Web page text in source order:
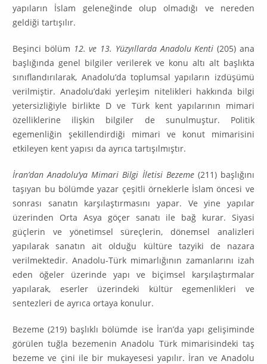
yapıların İslam gelene­ğinde olup olmadığı ve nereden
geldiği tartışılır.
Beşinci bölüm 12. ve 13. Yüzyıllarda Anadolu Kenti (205) ana
başlığında genel bilgiler verilerek ve konu altı alt başlıkta
sınıflandırılarak, Anadolu’da top­lumsal yapıların izdüşümü
verilmiştir. Anadolu’daki yerleşim nitelikleri hakkında bilgi
yetersizliğiyle birlikte D ve Türk kent yapılarının mimari
özel­liklerine ilişkin bilgiler de sunulmuştur. Politik
egemenliğin şekillendirdiği mi­mari ve konut mimarisini
etkileyen kent yapısı da ayrıca tartışılmıştır.
İran’dan Anadolu’ya Mimari Bilgi İletisi Bezeme(211) başlığını
taşıyan bu bölümde yazar çeşitli örneklerle İslam öncesi ve
sonrası sanatın karşılaş­tırmasını yapar. Ve yine yapılar
üzerinden Orta Asya göçer sanatı ile bağ kurar. Siyasi
güçlerin ve yönetimsel süreçlerin, dönemsel analizleri
yapılarak sanatın ait olduğu kültüre tazyiki de nazara
verilmektedir. Anadolu-Türk mi­mar­lığının zamanlarını izah
eden öğeler üzerinde yapı ve biçimsel karşılaş­tırmalar
yapılarak, eserler üzerindeki kültür egemenlikleri ve
sentezleri de ayrıca ortaya konulur.
Bezeme (219) başlıklı bölümde ise İran’da yapı gelişiminde
görülen tuğla bezemenin Anadolu Türk mimarisindeki taş
bezeme ve çini ile bir mukayesesi yapılır. İran ve Anadolu